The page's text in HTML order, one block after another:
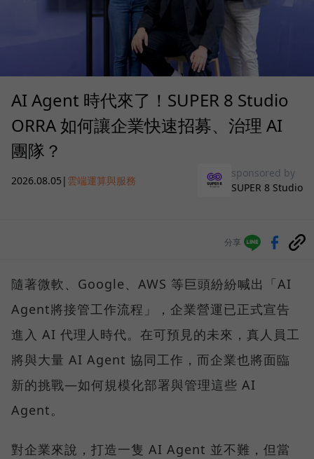
AI Agent 時代來了！SUPER 8 Studio
ORRA 如何讓企業快速招募、治理 AI
團隊？
2026.08.05 | 雲端運算與服務
sponsored by
SUPER 8 Studio
分享
隨著微軟、Google、AWS 等巨頭紛紛喊出「AI
Agent將接管工作流程」，企業營運已正式宣告
進入 AI 代理人時代。在可預見的未來，真人員工
將與大量 AI Agent 協同工作，而企業也將面臨
新的挑戰—如何規模化部署與管理這些 AI
Agent。
對企業來說，打造一隻 AI Agent 並不難，但當